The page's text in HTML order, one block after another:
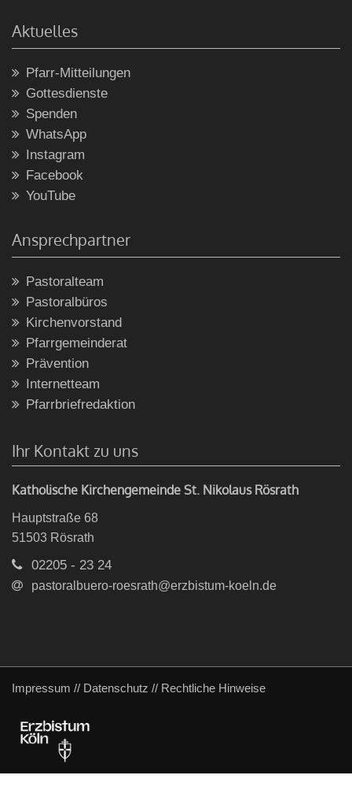
Aktuelles
Pfarr-Mitteilungen
Gottesdienste
Spenden
WhatsApp
Instagram
Facebook
YouTube
Ansprechpartner
Pastoralteam
Pastoralbüros
Kirchenvorstand
Pfarrgemeinderat
Prävention
Internetteam
Pfarrbriefredaktion
Ihr Kontakt zu uns
Katholische Kirchengemeinde St. Nikolaus Rösrath
Hauptstraße 68
51503 Rösrath
02205 - 23 24
pastoralbuero-roesrath@erzbistum-koeln.de
Impressum // Datenschutz // Rechtliche Hinweise